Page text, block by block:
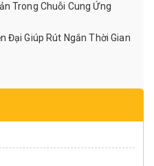
Trong Chuỗi Cung Ứng
Đại Giúp Rút Ngắn Thời Gian